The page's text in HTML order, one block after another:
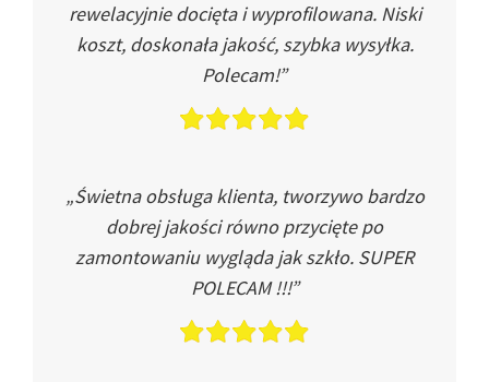
rewelacyjnie docięta i wyprofilowana. Niski
koszt, doskonała jakość, szybka wysyłka.
Polecam!”
„Świetna obsługa klienta, tworzywo bardzo
dobrej jakości równo przycięte po
zamontowaniu wygląda jak szkło. SUPER
POLECAM !!!”